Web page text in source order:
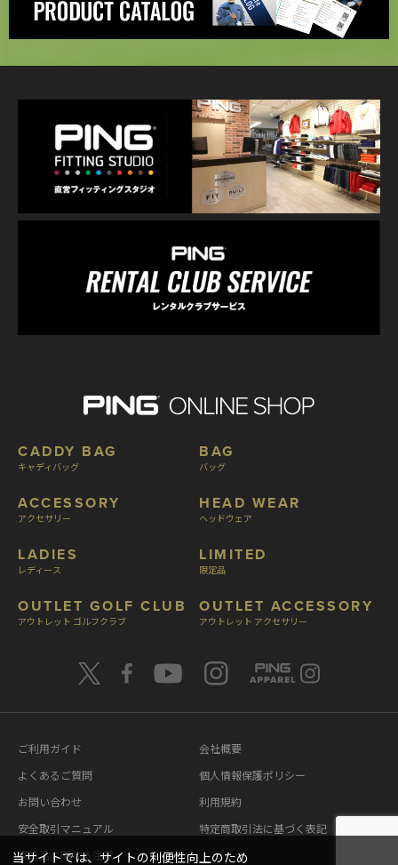
CADDY BAG
キャディバッグ
ACCESSORY
アクセサリー
LADIES
レディース
OUTLET GOLF CLUB
アウトレット ゴルフクラブ
BAG
バッグ
HEAD WEAR
ヘッドウェア
LIMITED
限定品
OUTLET ACCESSORY
アウトレット アクセサリー
ご利用ガイド
よくあるご質問
お問い合わせ
安全取引マニュアル
模造品に関する注意
会社概要
個人情報保護ポリシー
利用規約
特定商取引法に基づく表記
当サイトでは、サイトの利便性向上のため